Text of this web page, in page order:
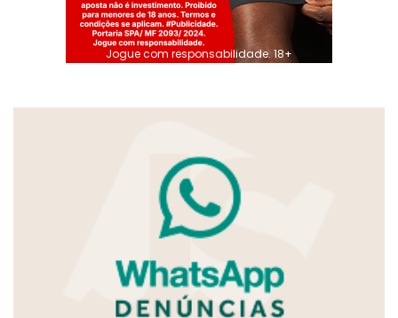
Jogue com responsabilidade. 18+